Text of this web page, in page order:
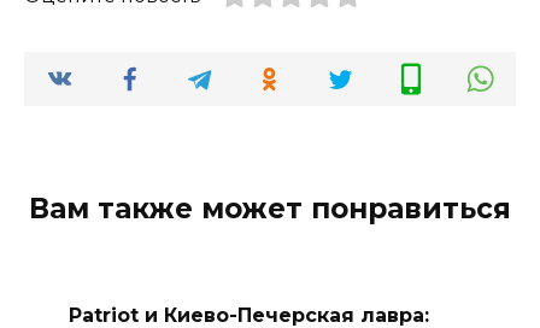
Вам также может понравиться
Patriot и Киево-Печерская лавра: